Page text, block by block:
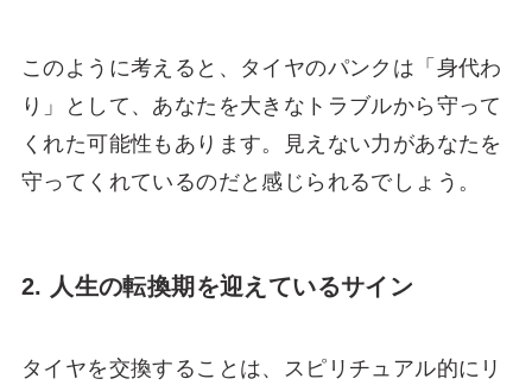
このように考えると、タイヤのパンクは「身代わ
り」として、あなたを大きなトラブルから守って
くれた可能性もあります。見えない力があなたを
守ってくれているのだと感じられるでしょう。
2. 人生の転換期を迎えているサイン
タイヤを交換することは、スピリチュアル的にリ